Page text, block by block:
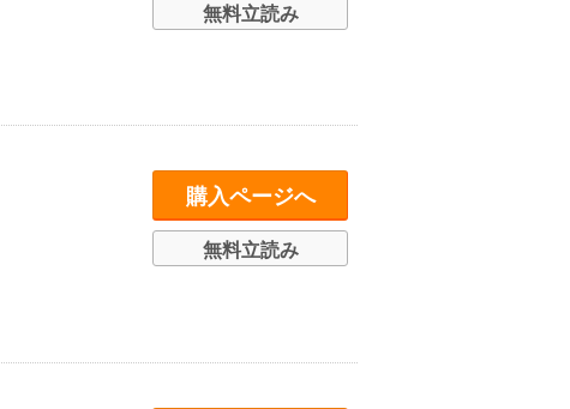
無料立読み
購入ページへ
無料立読み